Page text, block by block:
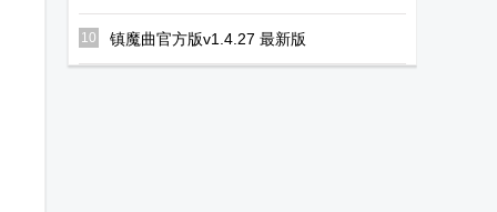
10 镇魔曲官方版v1.4.27 最新版